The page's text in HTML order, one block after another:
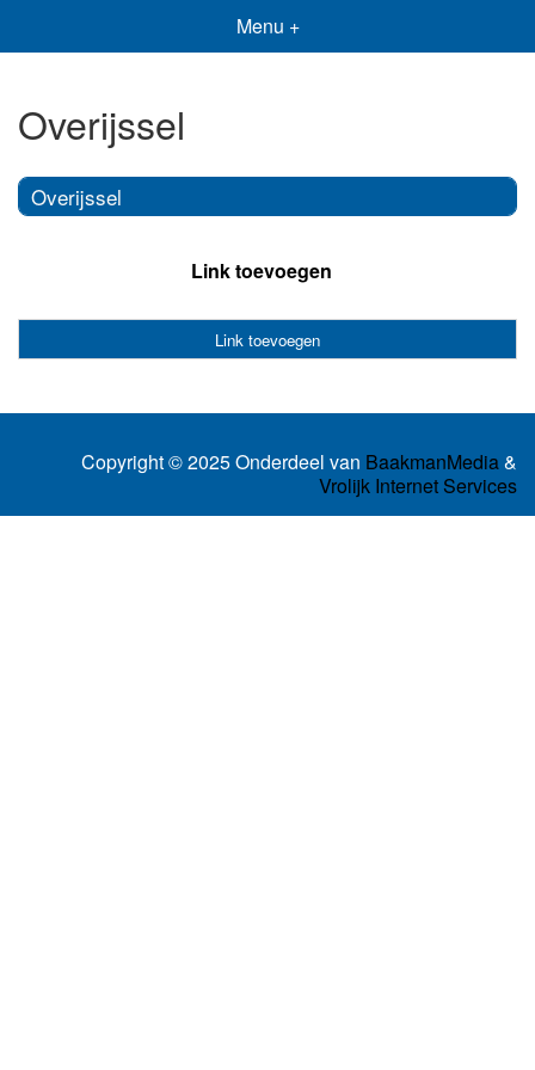
Menu +
Overijssel
Overijssel
Link toevoegen
Link toevoegen
Copyright © 2025 Onderdeel van BaakmanMedia&
Vrolijk Internet Services